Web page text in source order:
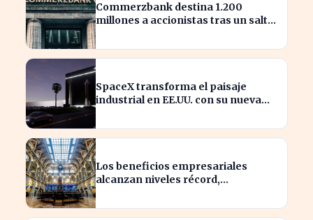
Commerzbank destina 1.200
millones a accionistas tras un salto
SpaceX transforma el paisaje
industrial en EE.UU. con su nueva
Los beneficios empresariales
alcanzan niveles récord,
sector